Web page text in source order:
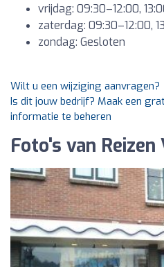
vrijdag: 09:30–12:00,
zaterdag: 09:30–12:00,
zondag: Gesloten
Wilt u een wijziging aanvragen?
Is dit jouw bedrijf? Maak een
informatie te beheren
Foto's van Reizen